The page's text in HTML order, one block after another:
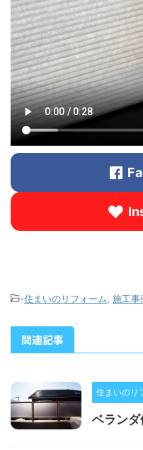
-住まいのリフォーム 施工事
関連記事
住まいのリ
ベラン